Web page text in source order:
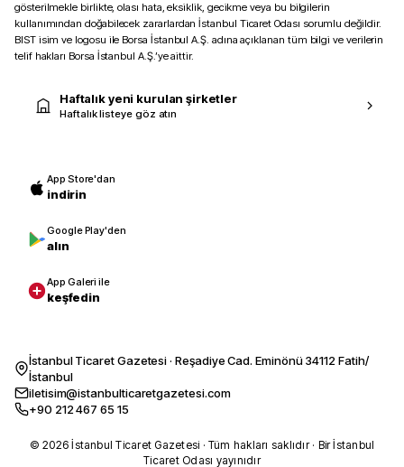
gösterilmekle birlikte, olası hata, eksiklik, gecikme veya bu bilgilerin
kullanımından doğabilecek zararlardan İstanbul Ticaret Odası sorumlu değildir.
BIST isim ve logosu ile Borsa İstanbul A.Ş. adına açıklanan tüm bilgi ve verilerin
telif hakları Borsa İstanbul A.Ş.’ye aittir.
Haftalık yeni kurulan şirketler
Haftalık listeye göz atın
App Store'dan
indirin
Google Play'den
alın
App Galeri ile
keşfedin
İstanbul Ticaret Gazetesi · Reşadiye Cad. Eminönü 34112 Fatih/
İstanbul
iletisim@istanbulticaretgazetesi.com
+90 212 467 65 15
© 2026 İstanbul Ticaret Gazetesi · Tüm hakları saklıdır · Bir İstanbul
Ticaret Odası yayınıdır